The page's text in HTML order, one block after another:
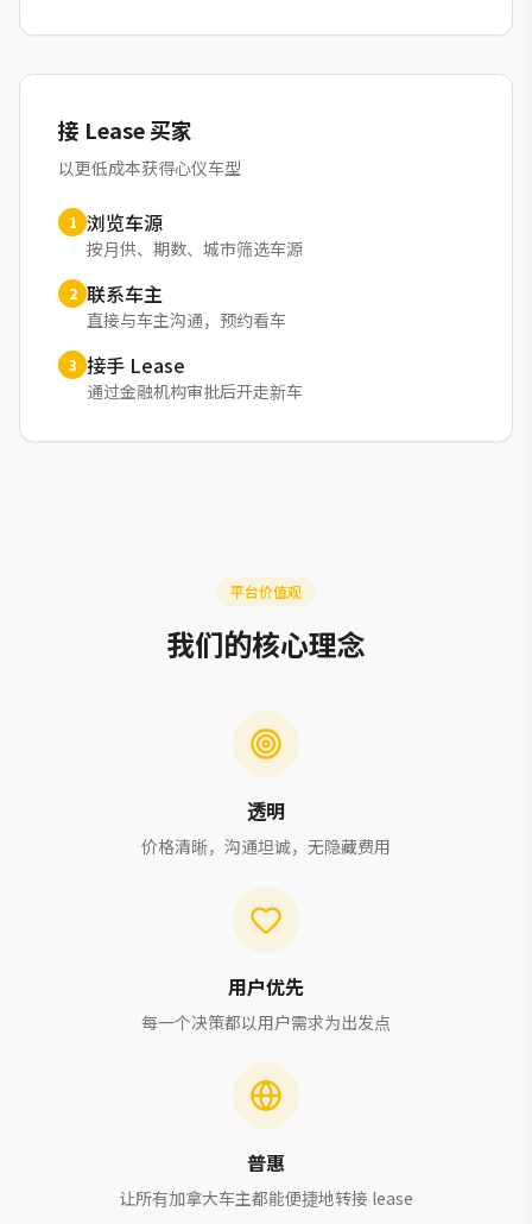
接 Lease 买家
以更低成本获得心仪车型
1 浏览车源
按月供、期数、城市筛选车源
2 联系车主
直接与车主沟通，预约看车
3 接手 Lease
通过金融机构审批后开走新车
平台价值观
我们的核心理念
透明
价格清晰，沟通坦诚，无隐藏费用
用户优先
每一个决策都以用户需求为出发点
普惠
让所有加拿大车主都能便捷地转接 lease